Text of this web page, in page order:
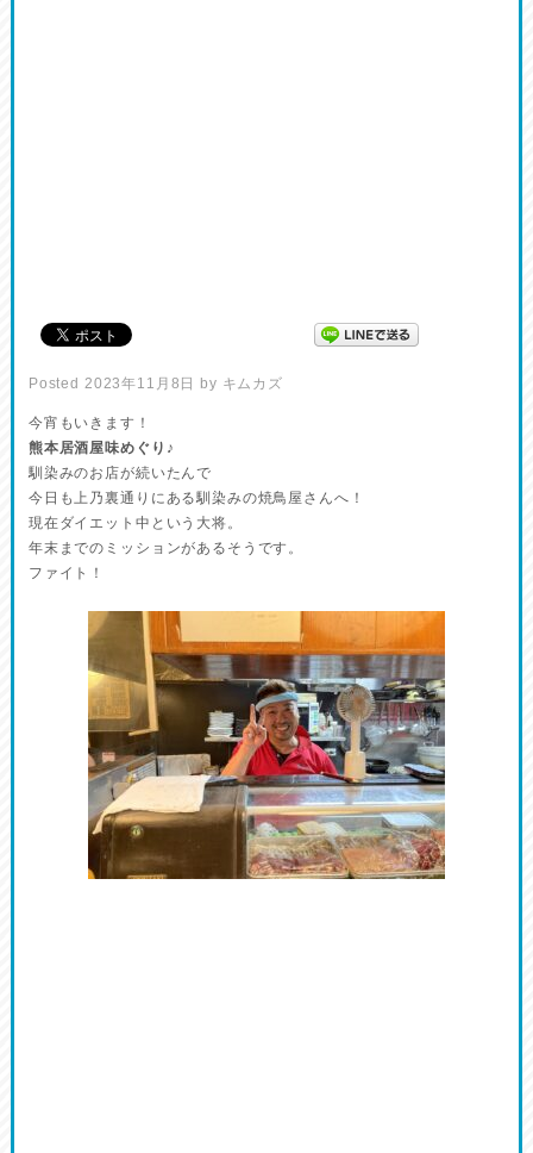
Posted 2023年11月8日 by キムカズ
今宵もいきます！
熊本居酒屋味めぐり♪
馴染みのお店が続いたんで
今日も上乃裏通りにある馴染みの焼鳥屋さんへ！
現在ダイエット中という大将。
年末までのミッションがあるそうです。
ファイト！